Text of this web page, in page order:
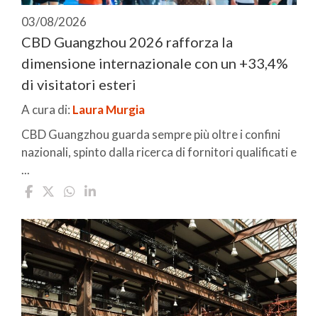
03/08/2026
CBD Guangzhou 2026 rafforza la
dimensione internazionale con un +33,4%
di visitatori esteri
A cura di: Laura Murgia
CBD Guangzhou guarda sempre più oltre i confini
nazionali, spinto dalla ricerca di fornitori qualificati e
...